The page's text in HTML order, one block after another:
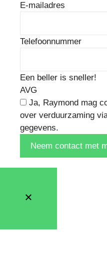
E-mailadres
Telefoonnummer
Een beller is sneller!
AVG
Ja, Raymond mag
over verduurzaming
gegevens.
Neem contact met